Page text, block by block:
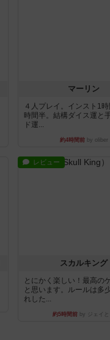
マーリン
４人プレイ。インスト1
時間半。結構ダイス運と
ド運...
約4時間前by oliber
レビュー
スカルキング
とにかく楽しい！最高の
と思います。ルールは多
れした...
約5時間前 by ジェイと